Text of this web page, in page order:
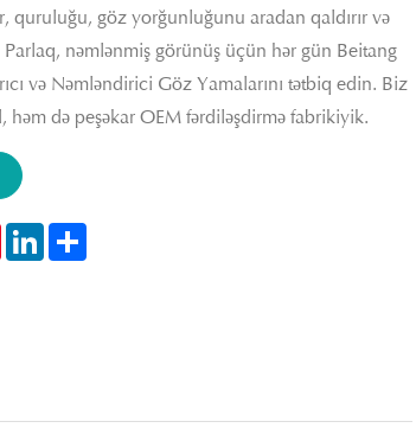
quruluğu, göz yorğunluğunu aradan qaldırır və
Parlaq, nəmlənmiş görünüş üçün hər gün Beitang
və Nəmləndirici Göz Yamalarını tətbiq edin. Biz
həm də peşəkar OEM fərdiləşdirmə fabrikiyik.
PinterestLinkedInShare